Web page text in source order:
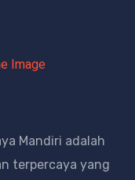
Mandiri adalah
terpercaya yang